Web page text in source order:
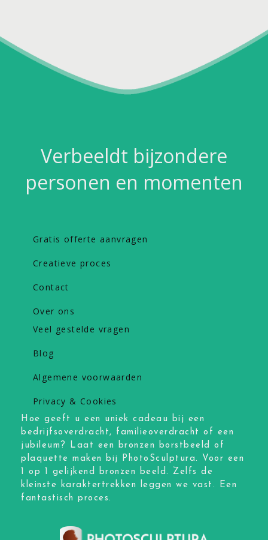
Verbeeldt bijzondere
personen en momenten
Gratis offerte aanvragen
Creatieve proces
Contact
Over ons
Veel gestelde vragen
Blog
Algemene voorwaarden
Privacy & Cookies
Hoe geeft u een uniek cadeau bij een
bedrijfsoverdracht, familieoverdracht of een
jubileum? Laat een bronzen borstbeeld of
plaquette maken bij PhotoSculptura. Voor een
1 op 1 gelijkend bronzen beeld. Zelfs de
kleinste karaktertrekken leggen we vast. Een
fantastisch proces.